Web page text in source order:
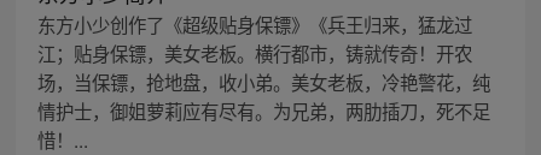
东方小少创作了《超级贴身保镖》《兵王归来，猛龙过
江；贴身保镖，美女老板。横行都市，铸就传奇！开农
场，当保镖，抢地盘，收小弟。美女老板，冷艳警花，纯
情护士，御姐萝莉应有尽有。为兄弟，两肋插刀，死不足
惜！...